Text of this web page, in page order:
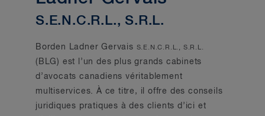
S.E.N.C.R.L., S.R.L.
Borden Ladner Gervais S.E.N.C.R.L., S.R.L.
(BLG) est l’un des plus grands cabinets
d’avocats canadiens véritablement
multiservices. À ce titre, il offre des conseils
juridiques pratiques à des clients d’ici et